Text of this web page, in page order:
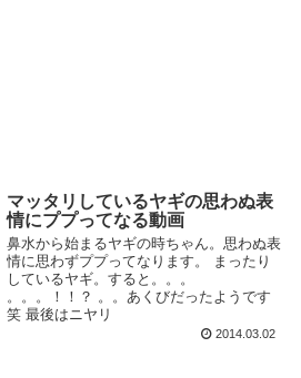
マッタリしているヤギの思わぬ表
情にププってなる動画
鼻水から始まるヤギの時ちゃん。思わぬ表
情に思わずププってなります。 まったり
しているヤギ。すると。。。
。。。！！？ 。。あくびだったようです
笑 最後はニヤリ
2014.03.02